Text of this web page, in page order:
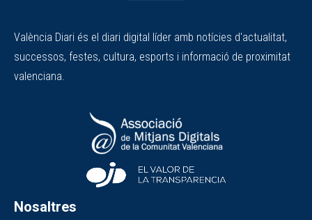
València Diari és el diari digital líder amb notícies d'actualitat,
successos, festes, cultura, esports i informació de proximitat
valenciana.
Nosaltres